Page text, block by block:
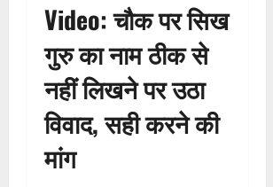
Video: चौक पर सिख
गुरु का नाम ठीक से
नहीं लिखने पर उठा
विवाद, सही करने की
मांग